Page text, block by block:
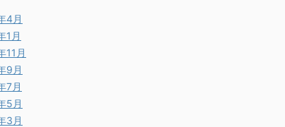
4月
1月
11月
9月
7月
5月
3月